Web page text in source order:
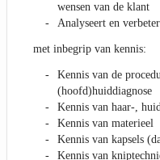
wensen van de klant
Analyseert en
met inbegrip van kennis:
Kennis van de
(hoofd)huiddiagnose
Kennis van haar-,
Kennis van materieel
Kennis van kapsels
Kennis van